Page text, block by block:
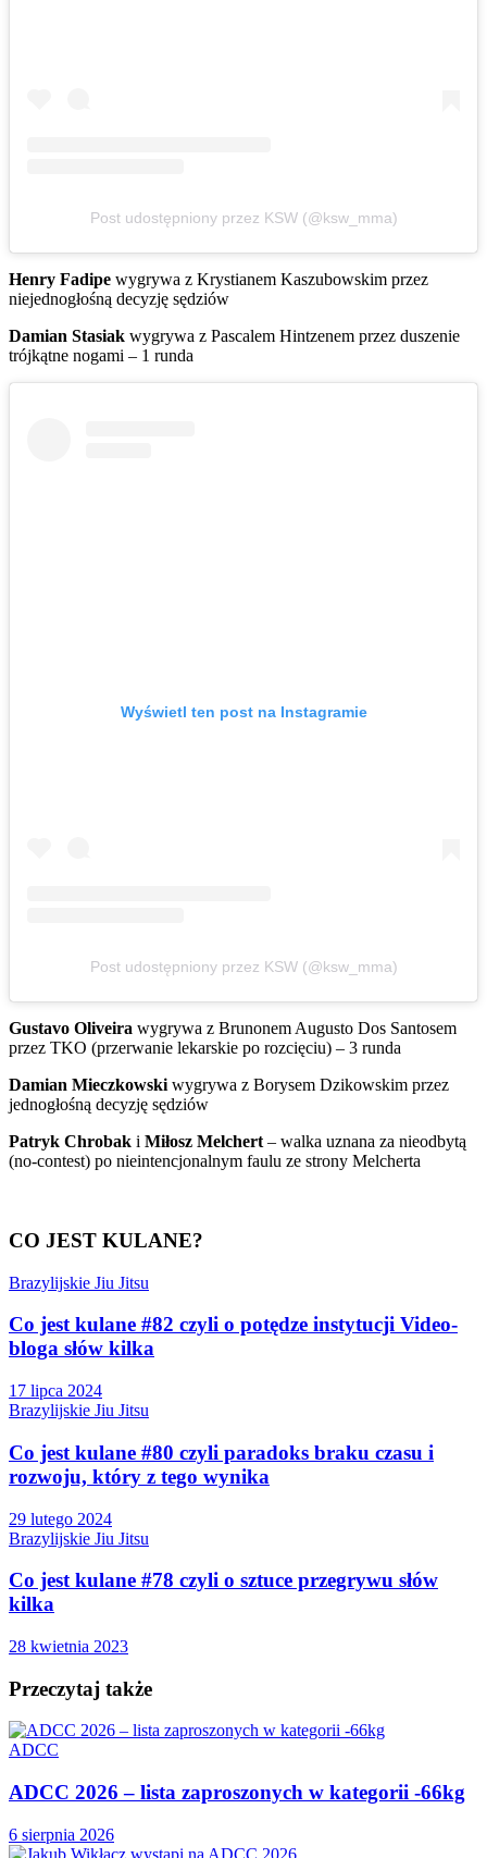
Post udostępniony przez KSW (@ksw_mma)
Henry Fadipe wygrywa z Krystianem Kaszubowskim przez
niejednogłośną decyzję sędziów
Damian Stasiak wygrywa z Pascalem Hintzenem przez duszenie
trójkątne nogami – 1 runda
Wyświetl ten post na Instagramie
Post udostępniony przez KSW (@ksw_mma)
Gustavo Oliveira wygrywa z Brunonem Augusto Dos Santosem
przez TKO (przerwanie lekarskie po rozcięciu) – 3 runda
Damian Mieczkowski wygrywa z Borysem Dzikowskim przez
jednogłośną decyzję sędziów
Patryk Chrobak i Miłosz Melchert – walka uznana za nieodbytą
(no-contest) po nieintencjonalnym faulu ze strony Melcherta
CO JEST KULANE?
Brazylijskie Jiu Jitsu
Co jest kulane #82 czyli o potędze instytucji Video-
bloga słów kilka
17 lipca 2024
Brazylijskie Jiu Jitsu
Co jest kulane #80 czyli paradoks braku czasu i
rozwoju, który z tego wynika
29 lutego 2024
Brazylijskie Jiu Jitsu
Co jest kulane #78 czyli o sztuce przegrywu słów
kilka
28 kwietnia 2023
Przeczytaj także
ADCC
ADCC 2026 – lista zaproszonych w kategorii -66kg
6 sierpnia 2026